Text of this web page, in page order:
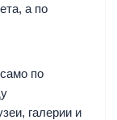
а по
по
галерии и